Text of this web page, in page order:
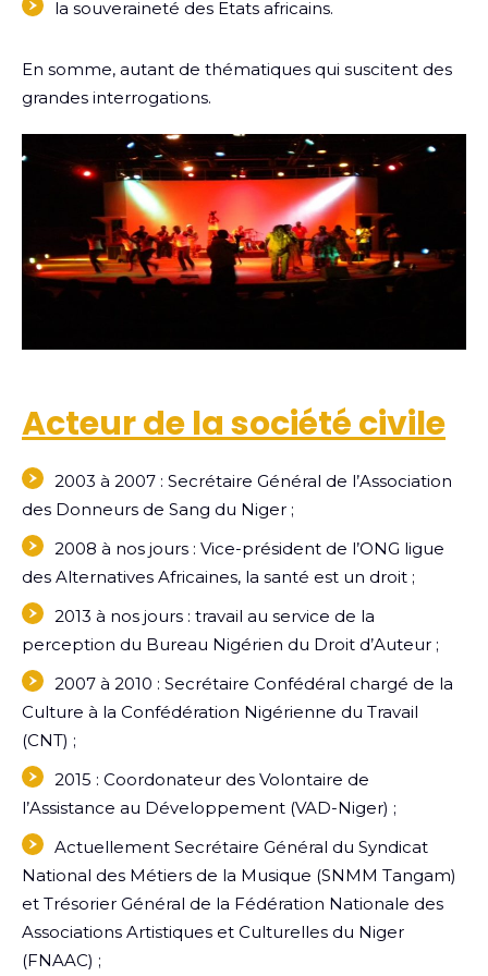
la souveraineté des Etats africains.
En somme, autant de thématiques qui suscitent des
grandes interrogations.
Acteur de la société civile
2003 à 2007 : Secrétaire Général de l’Association
des Donneurs de Sang du Niger ;
2008 à nos jours : Vice-président de l’ONG ligue
des Alternatives Africaines, la santé est un droit ;
2013 à nos jours : travail au service de la
perception du Bureau Nigérien du Droit d’Auteur ;
2007 à 2010 : Secrétaire Confédéral chargé de la
Culture à la Confédération Nigérienne du Travail
(CNT) ;
2015 : Coordonateur des Volontaire de
l’Assistance au Développement (VAD-Niger) ;
Actuellement Secrétaire Général du Syndicat
National des Métiers de la Musique (SNMM Tangam)
et Trésorier Général de la Fédération Nationale des
Associations Artistiques et Culturelles du Niger
(FNAAC) ;